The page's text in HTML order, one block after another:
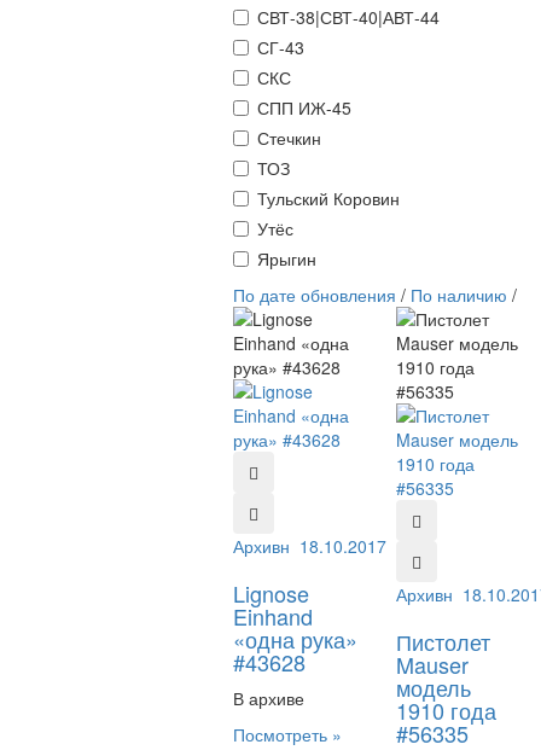
СВТ-38|СВТ-40|АВТ-44
СГ-43
СКС
СПП ИЖ-45
Стечкин
ТОЗ
Тульский Коровин
Утёс
Ярыгин
По дате обновления / По наличию /
Архивный №:43628
18.10.2017
Lignose
Einhand
«одна рука»
#43628
В архиве
Посмотреть »
Архивный №:
Пистолет
Mauser
модель
1910 года
#56335